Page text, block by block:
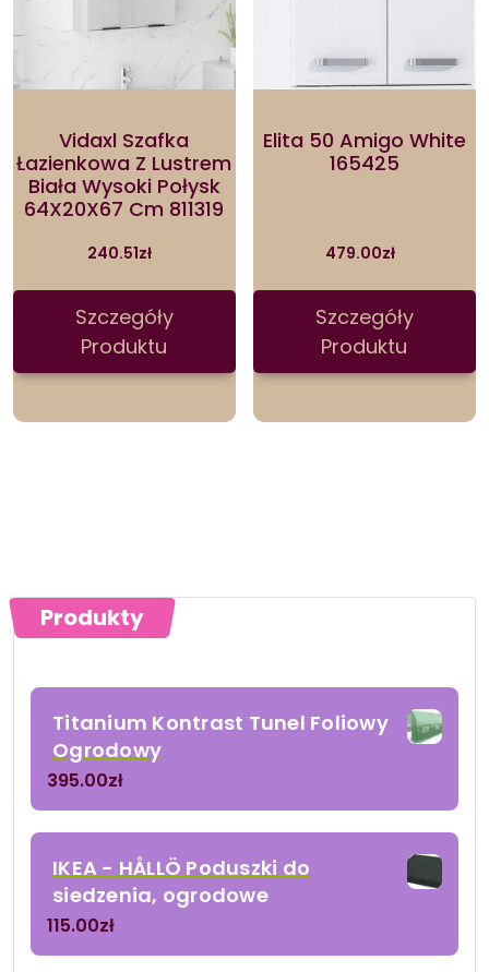
Vidaxl Szafka
Łazienkowa Z Lustrem
Biała Wysoki Połysk
64X20X67 Cm 811319
240.51zł
Szczegóły
Produktu
Elita 50 Amigo White
165425
479.00zł
Szczegóły
Produktu
Produkty
Titanium Kontrast Tunel Foliowy
Ogrodowy
395.00zł
IKEA - HÅLLÖ Poduszki do
siedzenia, ogrodowe
115.00zł